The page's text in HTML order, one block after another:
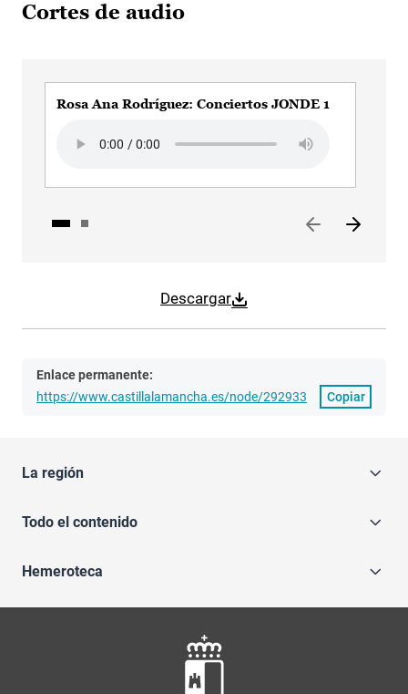
Cortes de audio
Descargar
Rosa Ana Rodríguez: Conciertos JONDE 1
Enlace permanente:
https://www.castillalamancha.es/node/292933
Copiar
La región
Todo el contenido
Hemeroteca